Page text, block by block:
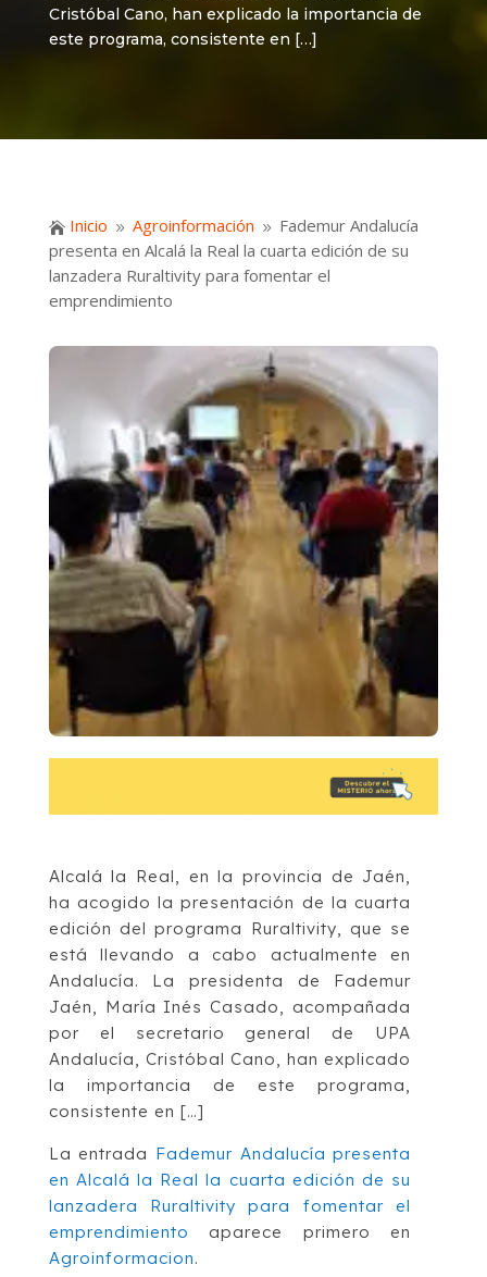
Cristóbal Cano, han explicado la importancia de
este programa, consistente en […]
 Inicio 9 Agroinformación 9 Fademur Andalucía
presenta en Alcalá la Real la cuarta edición de su
lanzadera Ruraltivity para fomentar el
emprendimiento
Alcalá la Real, en la provincia de Jaén,
ha acogido la presentación de la cuarta
edición del programa Ruraltivity, que se
está llevando a cabo actualmente en
Andalucía. La presidenta de Fademur
Jaén, María Inés Casado, acompañada
por el secretario general de UPA
Andalucía, Cristóbal Cano, han explicado
la importancia de este programa,
consistente en […]
La entrada Fademur Andalucía presenta
en Alcalá la Real la cuarta edición de su
lanzadera Ruraltivity para fomentar el
emprendimiento aparece primero en
Agroinformacion.